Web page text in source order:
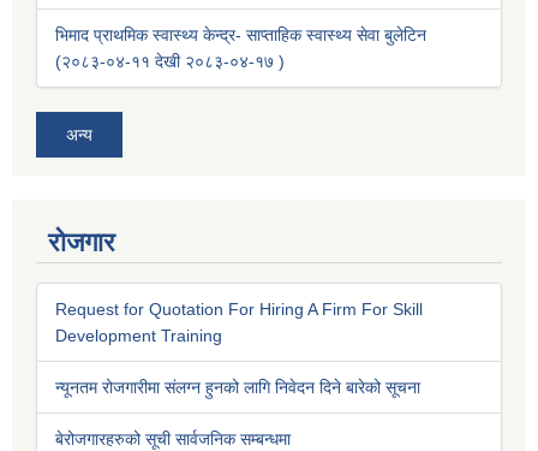
भिमाद प्राथमिक स्वास्थ्य केन्द्र- साप्ताहिक स्वास्थ्य सेवा बुलेटिन
(२०८३-०४-११ देखी २०८३-०४-१७ )
अन्य
रोजगार
Request for Quotation For Hiring A Firm For Skill
Development Training
न्यूनतम रोजगारीमा संलग्न हुनको लागि निवेदन दिने बारेको सूचना
बेरोजगारहरुको सूची सार्वजनिक सम्बन्धमा